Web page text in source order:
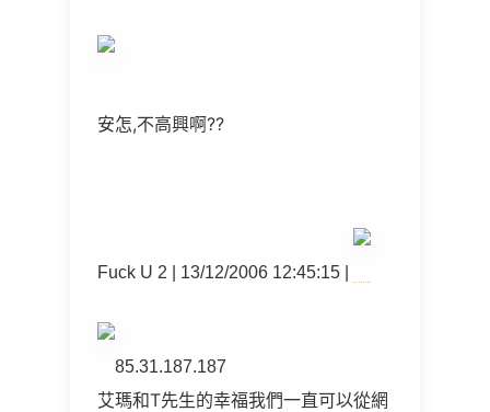
安怎,不高興啊??
Fuck U 2 | 13/12/2006 12:45:15 |
85.31.187.187
艾瑪和T先生的幸福我們一直可以從網